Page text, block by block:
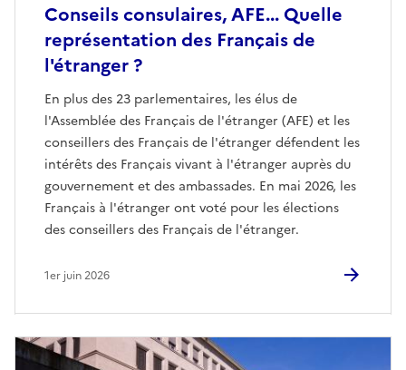
Conseils consulaires, AFE... Quelle
représentation des Français de
l'étranger ?
En plus des 23 parlementaires, les élus de
l'Assemblée des Français de l'étranger (AFE) et les
conseillers des Français de l'étranger défendent les
intérêts des Français vivant à l'étranger auprès du
gouvernement et des ambassades. En mai 2026, les
Français à l'étranger ont voté pour les élections
des conseillers des Français de l'étranger.
1er juin 2026